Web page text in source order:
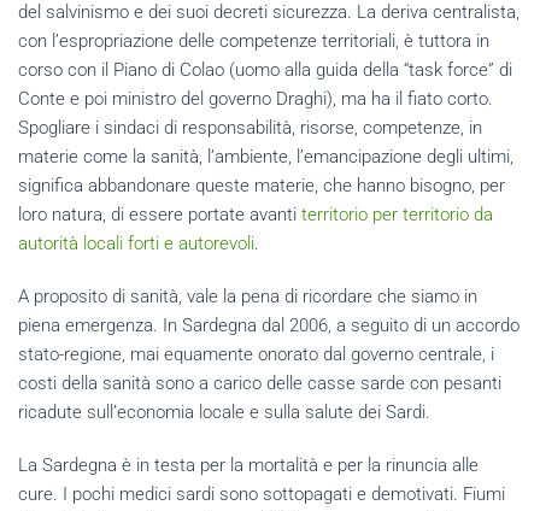
del salvinismo e dei suoi decreti sicurezza. La deriva centralista,
con l’espropriazione delle competenze territoriali, è tuttora in
corso con il Piano di Colao (uomo alla guida della “task force” di
Conte e poi ministro del governo Draghi), ma ha il fiato corto.
Spogliare i sindaci di responsabilità, risorse, competenze, in
materie come la sanità, l’ambiente, l’emancipazione degli ultimi,
significa abbandonare queste materie, che hanno bisogno, per
loro natura, di essere portate avanti territorio per territorio da
autorità locali forti e autorevoli.
A proposito di sanità, vale la pena di ricordare che siamo in
piena emergenza. In Sardegna dal 2006, a seguito di un accordo
stato-regione, mai equamente onorato dal governo centrale, i
costi della sanità sono a carico delle casse sarde con pesanti
ricadute sull’economia locale e sulla salute dei Sardi.
La Sardegna è in testa per la mortalità e per la rinuncia alle
cure. I pochi medici sardi sono sottopagati e demotivati. Fiumi